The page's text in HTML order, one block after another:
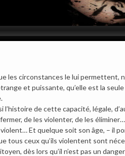
les circonstances le lui permettent,
et puissante, qu’elle est la
l’histoire de cette capacité, légale,
de les violenter, de les éliminer…
Et quelque soit son âge, – il
tous ceux qu’ils violentent sont
dès lors qu’il n’est pas un